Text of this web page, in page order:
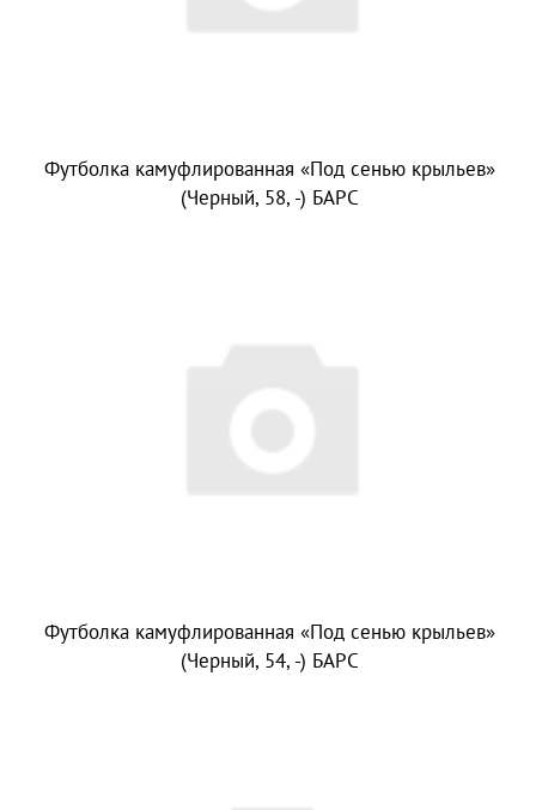
Футболка камуфлированная «Под сенью крыльев»
(Черный, 58, -) БАРС
Футболка камуфлированная «Под сенью крыльев»
(Черный, 54, -) БАРС